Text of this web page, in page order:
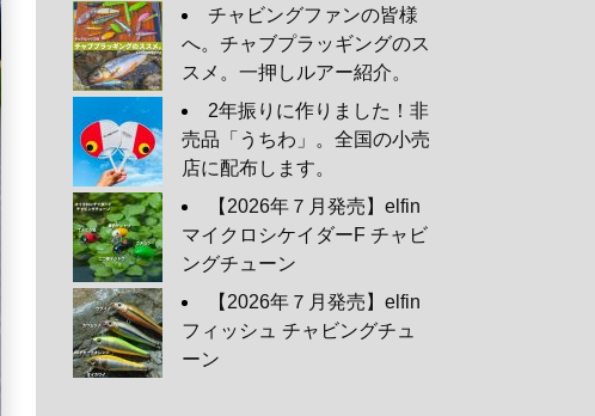
チャビングファンの皆様
へ。チャブプラッギングのス
スメ。一押しルアー紹介。
2年振りに作りました！非
売品「うちわ」。全国の小売
店に配布します。
【2026年７月発売】elfin
マイクロシケイダーF チャビ
ングチューン
【2026年７月発売】elfin
フィッシュ チャビングチュ
ーン